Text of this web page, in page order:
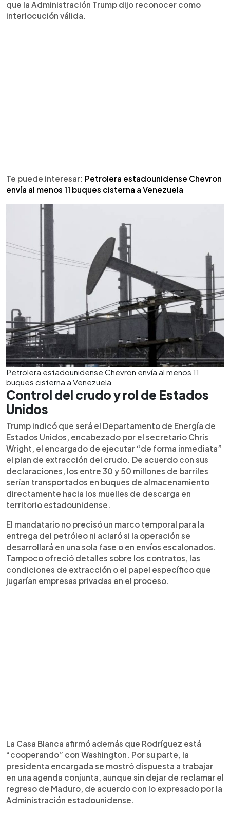
que la Administración Trump dijo reconocer como
interlocución válida.
Te puede interesar: Petrolera estadounidense Chevron
envía al menos 11 buques cisterna a Venezuela
Petrolera estadounidense Chevron envía al menos 11
buques cisterna a Venezuela
Control del crudo y rol de Estados
Unidos
Trump indicó que será el Departamento de Energía de
Estados Unidos, encabezado por el secretario Chris
Wright, el encargado de ejecutar “de forma inmediata”
el plan de extracción del crudo. De acuerdo con sus
declaraciones, los entre 30 y 50 millones de barriles
serían transportados en buques de almacenamiento
directamente hacia los muelles de descarga en
territorio estadounidense.
El mandatario no precisó un marco temporal para la
entrega del petróleo ni aclaró si la operación se
desarrollará en una sola fase o en envíos escalonados.
Tampoco ofreció detalles sobre los contratos, las
condiciones de extracción o el papel específico que
jugarían empresas privadas en el proceso.
La Casa Blanca afirmó además que Rodríguez está
“cooperando” con Washington. Por su parte, la
presidenta encargada se mostró dispuesta a trabajar
en una agenda conjunta, aunque sin dejar de reclamar el
regreso de Maduro, de acuerdo con lo expresado por la
Administración estadounidense.